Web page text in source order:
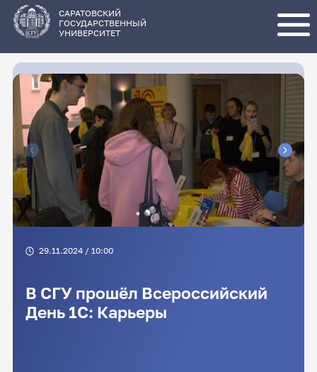
основному
содержанию
САРАТОВСКИЙ
ГОСУДАРСТВЕННЫЙ
УНИВЕРСИТЕТ
29.11.2024 / 10:00
В СГУ прошёл Всероссийский
День 1C: Карьеры